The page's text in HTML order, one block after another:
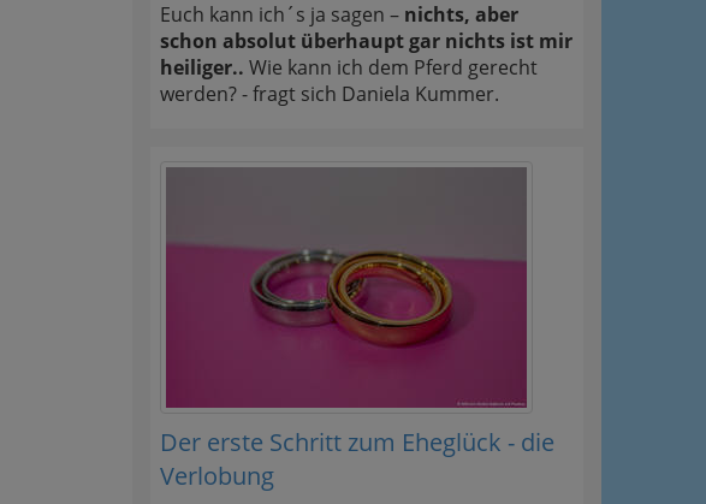
Euch kann ich´s ja sagen – nichts, aber
schon absolut überhaupt gar nichts ist mir
heiliger.. Wie kann ich dem Pferd gerecht
werden? - fragt sich Daniela Kummer.
Der erste Schritt zum Eheglück - die
Verlobung